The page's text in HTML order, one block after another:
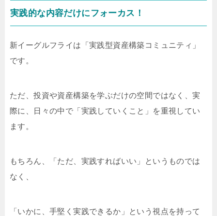
実践的な内容だけにフォーカス！
新イーグルフライは「実践型資産構築コミュニティ」
です。
ただ、投資や資産構築を学ぶだけの空間ではなく、実
際に、日々の中で「実践していくこと」を重視してい
ます。
もちろん、「ただ、実践すればいい」というものでは
なく、
「いかに、手堅く実践できるか」という視点を持って